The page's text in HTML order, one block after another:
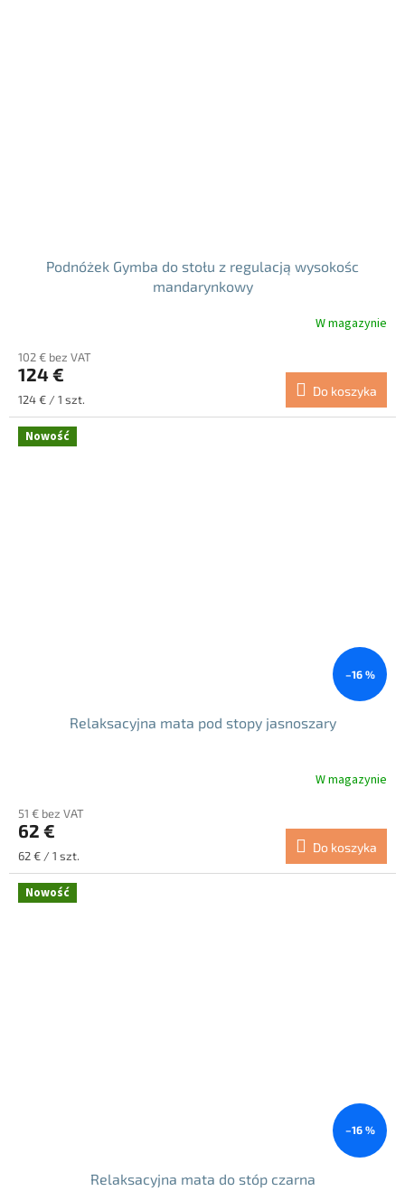
Podnóżek Gymba do stołu z regulacją wysokośc
mandarynkowy
W magazynie
102 € bez VAT
124 €
Cena
jednostkowa:
124 € / 1 szt.
Do koszyka
Nowość
–16 %
Relaksacyjna mata pod stopy jasnoszary
W magazynie
51 € bez VAT
62 €
Cena
jednostkowa:
62 € / 1 szt.
Do koszyka
Nowość
–16 %
Relaksacyjna mata do stóp czarna